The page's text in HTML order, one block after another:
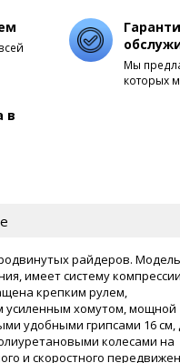
Мы
которых
в
райдеров. Модель
имеет систему компрессии
крепким рулем,
усиленным хомутом, мощной
удобными грипсами 16 см,
колесами на
и скоростного